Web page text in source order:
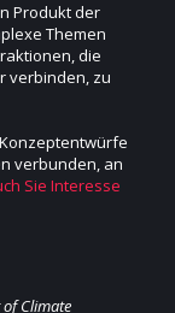
Produkt der
Themen
die
verbinden, zu
verbunden, an
Sie Interesse
of Climate